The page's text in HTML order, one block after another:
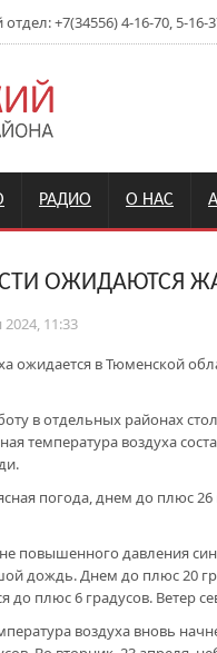
+7(34556) 4-16-70, 5-16-
РАДИО О НАС
ОЖИДАЮТСЯ
11:33
ожидается в Тюменской
в отдельных районах
температура воздуха
погода, днем до плюс
повышенного давления
дождь. Днем до плюс 20
до плюс 6 градусов. Ветер
воздуха вновь